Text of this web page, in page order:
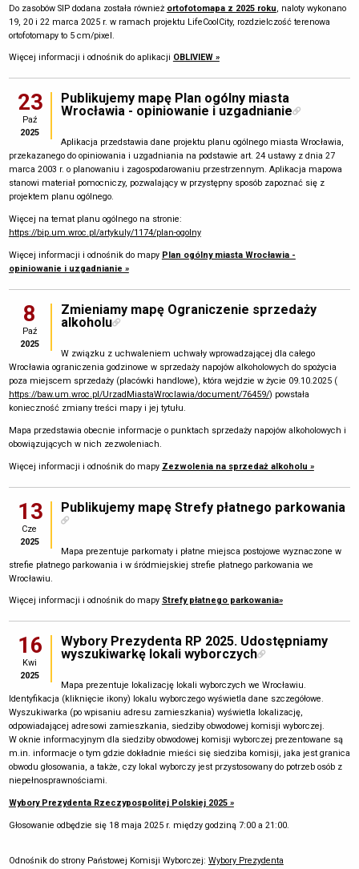
Do zasobów SIP dodana została również ortofotomapa z 2025 roku , naloty wykonano
19, 20 i 22 marca 2025 r. w ramach projektu LifeCoolCity, rozdzielczość terenowa
ortofotomapy to 5 cm/pixel.
Więcej informacji i odnośnik do aplikacji OBLIVIEW »
23
Paź
2025
Publikujemy mapę Plan ogólny miasta
Wrocławia - opiniowanie i uzgadnianie
Aplikacja przedstawia dane projektu planu ogólnego miasta Wrocławia,
przekazanego do opiniowania i uzgadniania na podstawie art. 24 ustawy z dnia 27
marca 2003 r. o planowaniu i zagospodarowaniu przestrzennym. Aplikacja mapowa
stanowi materiał pomocniczy, pozwalający w przystępny sposób zapoznać się z
projektem planu ogólnego.
Więcej na temat planu ogólnego na stronie:
https://bip.um.wroc.pl/artykuly/1174/plan-ogolny
Więcej informacji i odnośnik do mapy Plan ogólny miasta Wrocławia -
opiniowanie i uzgadnianie »
8
Paź
2025
Zmieniamy mapę Ograniczenie sprzedaży
alkoholu
W związku z uchwaleniem uchwały wprowadzającej dla całego
Wrocławia ograniczenia godzinowe w sprzedaży napojów alkoholowych do spożycia
poza miejscem sprzedaży (placówki handlowe), która wejdzie w życie 09.10.2025 (
https://baw.um.wroc.pl/UrzadMiastaWroclawia/document/76459/) powstała
konieczność zmiany treści mapy i jej tytułu.
Mapa przedstawia obecnie informacje o punktach sprzedaży napojów alkoholowych i
obowiązujących w nich zezwoleniach.
Więcej informacji i odnośnik do mapy Zezwolenia na sprzedaż alkoholu »
13
Cze
2025
Publikujemy mapę Strefy płatnego parkowania
Mapa prezentuje parkomaty i płatne miejsca postojowe wyznaczone w
strefie płatnego parkowania i w śródmiejskiej strefie płatnego parkowania we
Wrocławiu.
Więcej informacji i odnośnik do mapy Strefy płatnego parkowania»
16
Kwi
2025
Wybory Prezydenta RP 2025. Udostępniamy
wyszukiwarkę lokali wyborczych
Mapa prezentuje lokalizację lokali wyborczych we Wrocławiu.
Identyfikacja (kliknięcie ikony) lokalu wyborczego wyświetla dane szczegółowe.
Wyszukiwarka (po wpisaniu adresu zamieszkania) wyświetla lokalizację,
odpowiadającej adresowi zamieszkania, siedziby obwodowej komisji wyborczej.
W oknie informacyjnym dla siedziby obwodowej komisji wyborczej prezentowane są
m.in. informacje o tym gdzie dokładnie mieści się siedziba komisji, jaka jest granica
obwodu głosowania, a także, czy lokal wyborczy jest przystosowany do potrzeb osób z
niepełnosprawnościami.
Wybory Prezydenta Rzeczypospolitej Polskiej 2025 »
Głosowanie odbędzie się 18 maja 2025 r. między godziną 7:00 a 21:00.
Odnośnik do strony Państowej Komisji Wyborczej: Wybory Prezydenta